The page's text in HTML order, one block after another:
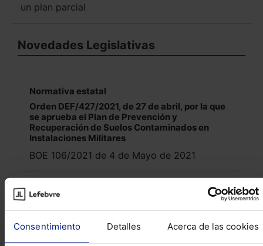
Consentimiento Detalles Acerca de las cookies
un plan parcial
Novedades Legislativas
Normativa estatal
Orden DEF/427/2021, de 27 de abril, por la que
se aprueba el Plan de Prevención y
Recuperación de Suelos Contaminados en
Instalaciones Militares
BOE 106/2021 de 4 de Mayo de 2021
Normativa autonómica - Cantabria
Ley de Cantabria 2/2021, de 28 de abril, por la
que se declara el Parque Natural de las Dunas
de Liencres y Costa Quebrada